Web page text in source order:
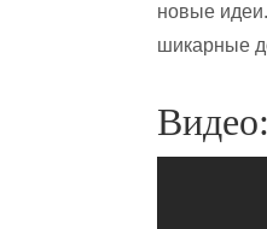
новые
шикарные